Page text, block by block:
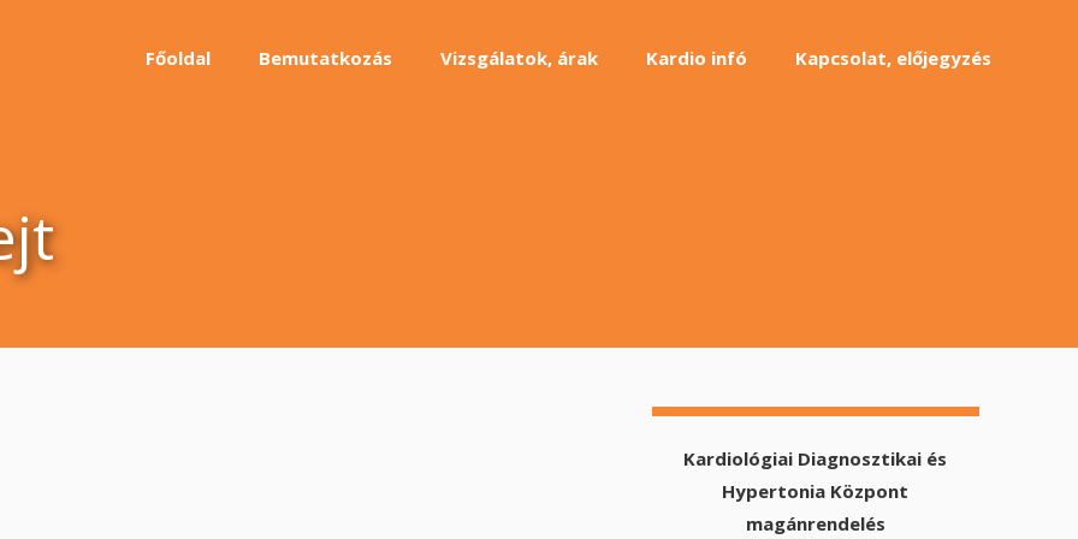
Főoldal Bemutatkozás Vizsgálatok, árak Kardio infó Kapcsolat, előjegyzés
Kardiológiai Diagnosztikai és
Hypertonia Központ
magánrendelés